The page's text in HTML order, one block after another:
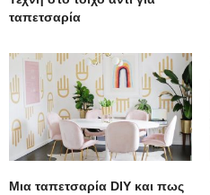
ταπετσαρία
Μια ταπετσαρία DIY και πως